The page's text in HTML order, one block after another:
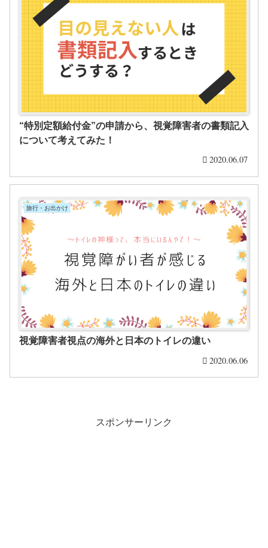
“特別定額給付金”の申請から、視覚障害者の書類記入
について考えてみた！
2020.06.07
旅行・お出かけ
視覚障害者視点の海外と日本のトイレの違い
2020.06.06
スポンサーリンク